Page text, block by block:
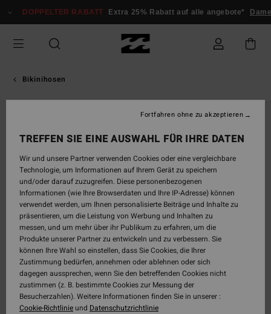
zur
springen
DOPPELTER RABATT Extra 25% Rabatt auf alle angebote* Damen
Bikinihosen
TREFFEN SIE EINE AUSWAHL FÜR IHRE DATEN
Wir und unsere Partner verwenden Cookies oder eine vergleichbare
Technologie, um Informationen auf Ihrem Gerät zu speichern
und/oder darauf zuzugreifen. Diese personenbezogenen
Informationen (wie Ihre Browserdaten und Ihre IP-Adresse) können
verwendet werden, um Ihnen personalisierte Beiträge und Inhalte zu
präsentieren, um die Leistung von Werbung und Inhalten zu
messen, und um mehr über ihr Publikum zu erfahren, um die
Produkte unserer Partner zu entwickeln und zu verbessern. Sie
können Ihre Wahl so einstellen, dass Sie Cookies, die Ihrer
Zustimmung bedürfen, annehmen oder ablehnen oder sich
dagegen aussprechen, wenn Sie den betreffenden Cookies nicht
zustimmen (z. B. bestimmte Cookies zur Messung der
Besucherzahlen). Weitere Informationen finden Sie in unserer :
Cookie-Richtlinieund Datenschutzrichtlinie
Fortfahren ohne zu akzeptieren